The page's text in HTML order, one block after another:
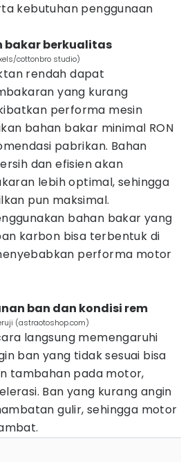
kebutuhan penggunaan
bakar berkualitas
cottonbro studio)
rendah dapat
yang kurang
performa mesin
bahan bakar minimal RON
pabrikan. Bahan
dan efisien akan
lebih optimal, sehingga
pun maksimal.
bahan bakar yang
karbon bisa terbentuk di
performa motor
ban dan kondisi rem
(astraotoshop.com)
langsung memengaruhi
ban yang tidak sesuai bisa
tambahan pada motor,
Ban yang kurang angin
gulir, sehingga motor